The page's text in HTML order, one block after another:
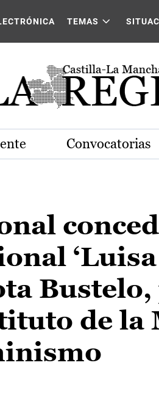
TEMAS
Convocatorias
de la